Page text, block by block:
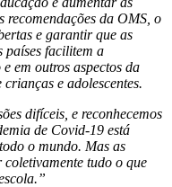
recomendações da OMS, o
e garantir que as
países facilitem a
em outros aspectos da
e adolescentes.
difíceis, e reconhecemos
de Covid-19 está
o mundo. Mas as
coletivamente tudo o que